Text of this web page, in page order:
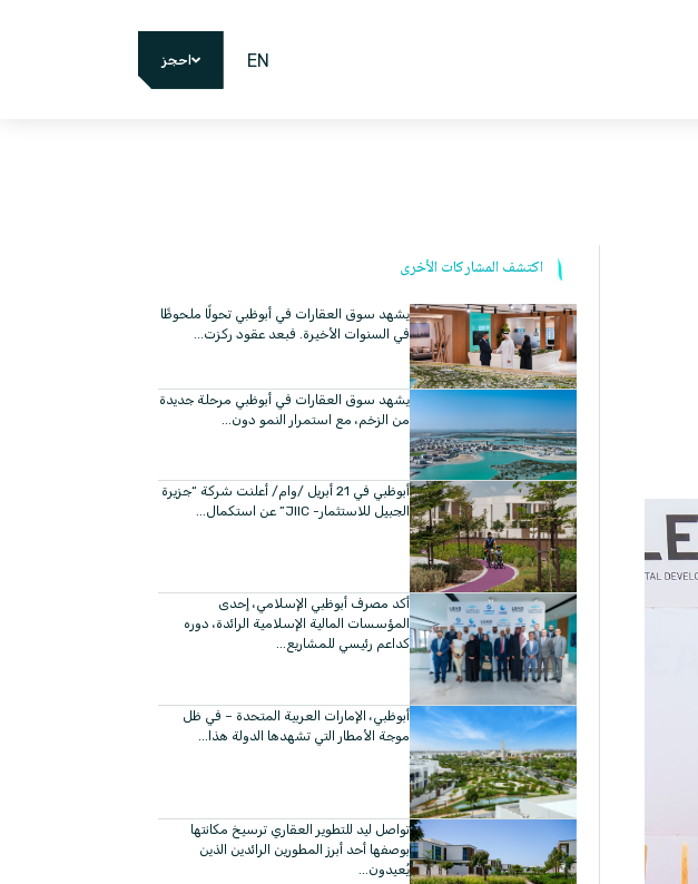
EN احجز
اكتشف المشاركات الأخرى
يشهد سوق العقارات في أبوظبي تحولًا ملحوظًا
في السنوات الأخيرة. فبعد عقود ركزت...
يشهد سوق العقارات في أبوظبي مرحلة جديدة
من الزخم، مع استمرار النمو دون...
أبوظبي في 21 أبريل /وام/ أعلنت شركة “جزيرة
الجبيل للاستثمار- JIIC” عن استكمال...
أكد مصرف أبوظبي الإسلامي، إحدى
المؤسسات المالية الإسلامية الرائدة، دوره
كداعم رئيسي للمشاريع...
أبوظبي، الإمارات العربية المتحدة – في ظل
موجة الأمطار التي تشهدها الدولة هذا...
تواصل ليد للتطوير العقاري ترسيخ مكانتها
بوصفها أحد أبرز المطورين الرائدين الذين
يُعيدون...